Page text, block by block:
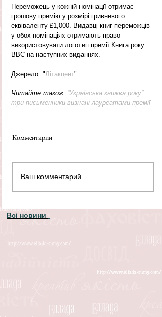
Переможець у кожній номінації отримає
грошову премію у розмірі гривневого
еквіваленту £1,000. Видавці книг-переможців
у обох номінаціях отримають право
використовувати логотип премії Книга року
ВВС на наступних виданнях.
Джерело: "Літакцент"
Читайте також: “Українська книжка року”:
три письменники визнані лауреатами премії
Комментарии
Ваш комментарий...
Всі новини